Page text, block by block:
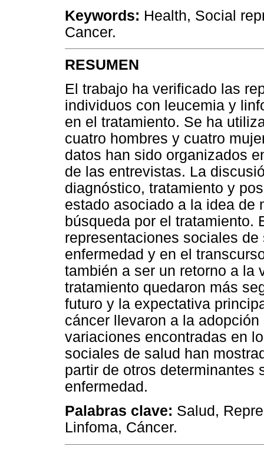
Keywords: Health, Social
Cancer.
RESUMEN
El trabajo ha verificado las
individuos con leucemia y
en el tratamiento. Se ha
cuatro hombres y cuatro
datos han sido organizados
de las entrevistas. La
diagnóstico, tratamiento y
estado asociado a la idea de
búsqueda por el tratamiento.
representaciones sociales
enfermedad y en el
también a ser un retorno a la
tratamiento quedaron más
futuro y la expectativa
cáncer llevaron a la
variaciones encontradas en
sociales de salud han
partir de otros determinantes
enfermedad.
Palabras clave: Salud,
Linfoma, Cáncer.